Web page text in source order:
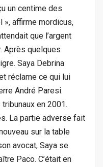
un centime des
», affirme mordicus,
que l’argent
Après quelques
Saya Debrina
réclame ce qui lui
André Paresi.
en 2001.
La partie adverse fait
sur la table
avocat, Saya se
Paco. C’était en